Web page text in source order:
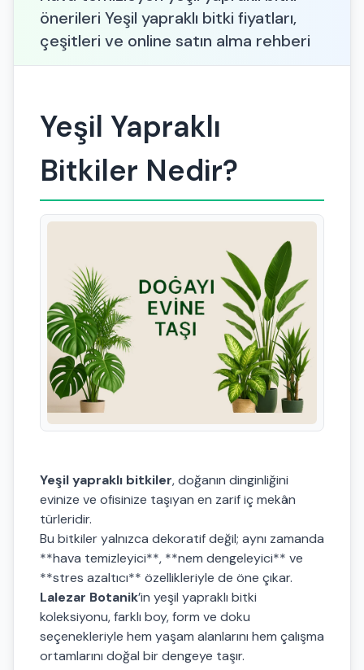
önerileri Yeşil yapraklı bitki fiyatları,
çeşitleri ve online satın alma rehberi
Yeşil Yapraklı
Bitkiler Nedir?
Yeşil yapraklı bitkiler, doğanın dinginliğini
evinize ve ofisinize taşıyan en zarif iç mekân
türleridir.
Bu bitkiler yalnızca dekoratif değil; aynı zamanda
**hava temizleyici**, **nem dengeleyici** ve
**stres azaltıcı** özellikleriyle de öne çıkar.
Lalezar Botanik’in yeşil yapraklı bitki
koleksiyonu, farklı boy, form ve doku
seçenekleriyle hem yaşam alanlarını hem çalışma
ortamlarını doğal bir dengeye taşır.